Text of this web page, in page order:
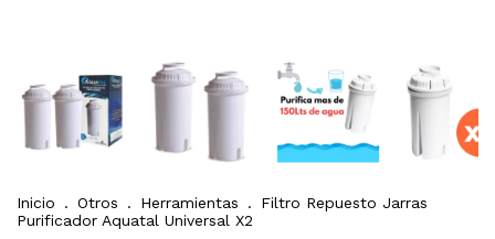
Inicio . Otros . Herramientas .
Filtro Repuesto Jarras
Purificador Aquatal Universal X2